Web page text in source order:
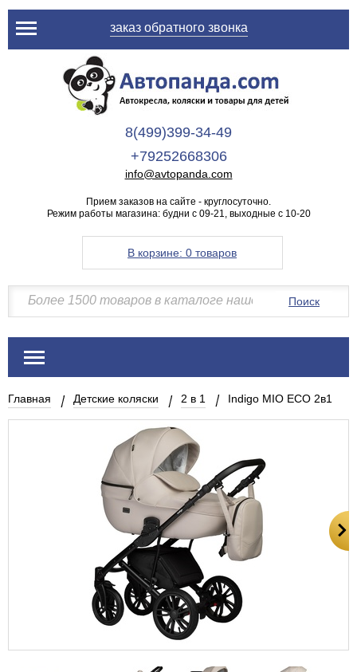
заказ обратного звонка
8(499)399-34-49
+79252668306
info@avtopanda.com
Прием заказов на сайте - круглосуточно.
Режим работы магазина: будни с 09-21, выходные с 10-20
В корзине: 0 товаров
Поиск
Главная Детские коляски 2 в 1 Indigo MIO ECO 2в1